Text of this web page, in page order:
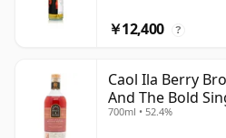
￥12,400 ?
Caol Ila Berry
And The Bold
700ml • 52.4%